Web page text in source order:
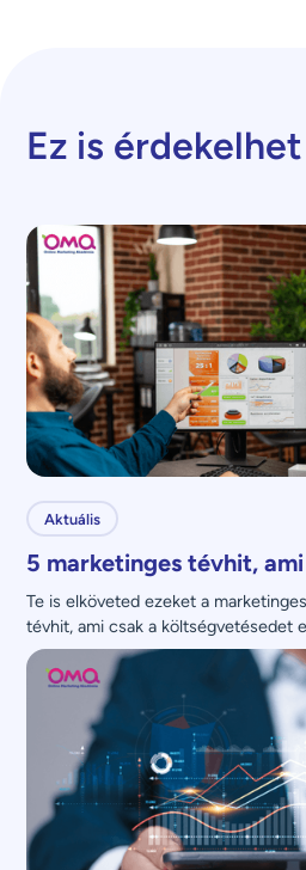
Ez is érdekelhet
Aktuális
5 marketinges tévhit,
Te is elköveted ezeket a
tévhit, ami csak a költségvetésedet
nem növeli.